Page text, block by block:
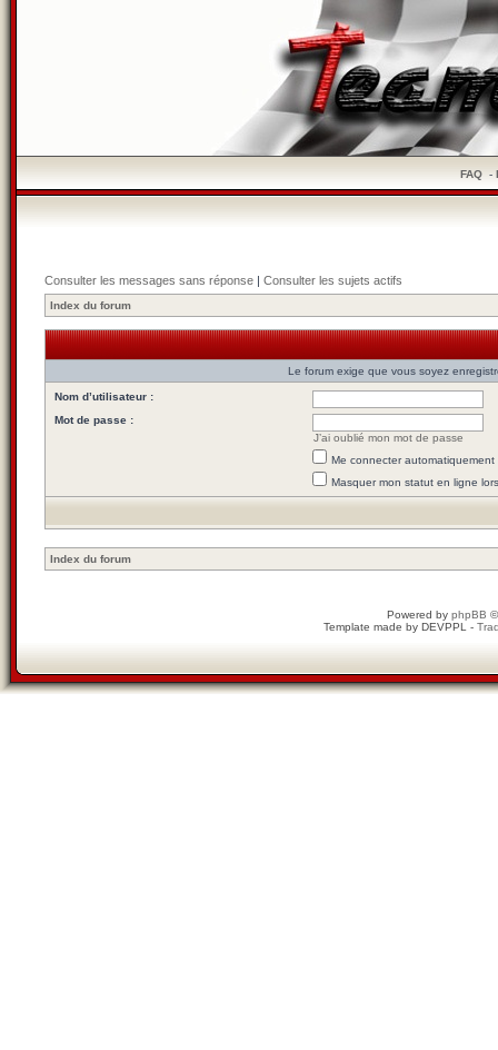
FAQ-
Consulter les messages sans réponse | Consulter les sujets actifs
Index du forum
Le forum exige que vous soyez
Nom d’utilisateur :
Mot de passe :
J’ai oublié mon mot de passe
Me connecter
Masquer mon statut en ligne
Index du forum
Powered by phpBB
Template made by DEVPPL -